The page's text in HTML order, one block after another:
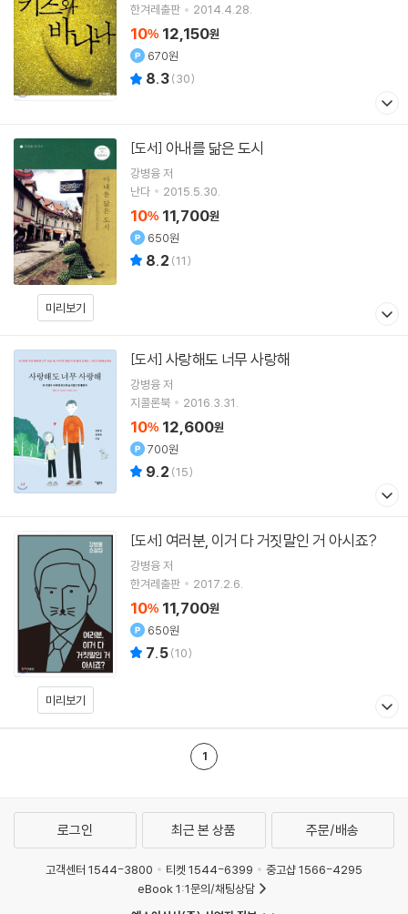
한겨레출판
2014.4.28.
10% 12,150원
670원
8.3(30)
미리보기
[도서] 아내를 닮은 도시
강병융저
난다
2015.5.30.
10% 11,700원
650원
8.2 (11)
[도서] 사랑해도 너무 사랑해
강병융저
지콜론북
2016.3.31.
10% 12,600원
700원
9.2 (15)
미리보기
[도서] 여러분, 이거 다 거짓말인 거 아시죠?
강병융저
한겨레출판
2017.2.6.
10% 11,700원
650원
7.5(10)
1
로그인 최근 본 상품 주문/배송
고객센터 1544-3800 티켓 1544-6399
중고샵 1566-4295
eBook 1:1문의/채팅상담